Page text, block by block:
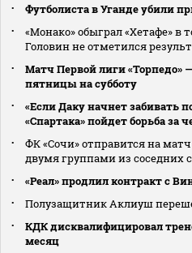
Футболиста в Уганде убили
«Монако» обыграл «Хетафе» в
Головин не отметился
Матч Первой лиги «Торпедо»
пятницы на субботу
«Если Даку начнет забивать
«Спартака» пойдет борьба за
ФК «Сочи» отправится на
двумя группами из соседних
«Реал» продлил контракт с
Полузащитник Аклиуш
КДК дисквалифицировал
месяц